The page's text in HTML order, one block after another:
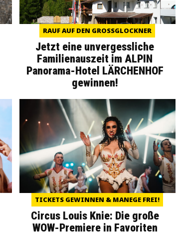
RAUF AUF DEN GROSSGLOCKNER
Jetzt eine unvergessliche
Familienauszeit im ALPIN
Panorama-Hotel LÄRCHENHOF
gewinnen!
TICKETS GEWINNEN & MANEGE FREI!
Circus Louis Knie: Die große
WOW-Premiere in Favoriten